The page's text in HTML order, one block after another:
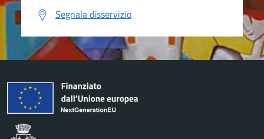
Segnala disservizio